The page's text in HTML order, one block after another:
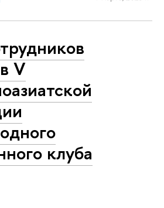
V
клуба